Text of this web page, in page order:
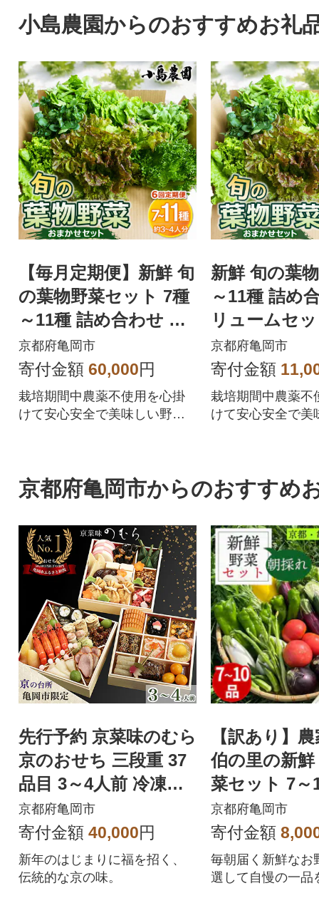
小島農園からのおすすめお礼
【毎月定期便】新鮮 旬
の葉物野菜セット 7種
～11種 詰め合わせ 全6
回
京都府亀岡市
寄付金額 60,000円
栽培期間中農薬不使用を心掛
けて安心安全で美味しい野菜
新鮮 旬の葉
～11種 詰め
リュームセ
農園》
京都府亀岡市
寄付金額
栽培期間中農薬不
けて安心安全で美
京都府亀岡市からのおすすめ
先行予約 京菜味のむら
京のおせち 三段重 37
品目 3～4人前 冷凍≪
京都 亀岡市限定 2027
≫
京都府亀岡市
寄付金額 40,000円
新年のはじまりに福を招く、
伝統的な京の味。
【訳あり】
伯の里の新
菜セット 7～
京都府亀岡市
寄付金額
毎朝届く新鮮なお
選して自慢の一品